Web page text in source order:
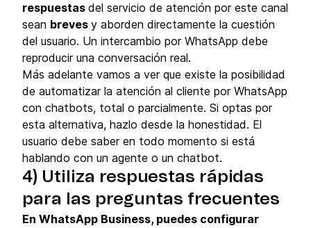
respuestas del servicio de atención por este canal
sean breves y aborden directamente la cuestión
del usuario. Un intercambio por WhatsApp debe
reproducir una conversación real.
Más adelante vamos a ver que existe la posibilidad
de automatizar la atención al cliente por WhatsApp
con chatbots, total o parcialmente. Si optas por
esta alternativa, hazlo desde la honestidad. El
usuario debe saber en todo momento si está
hablando con un agente o un chatbot.
4) Utiliza respuestas rápidas
para las preguntas frecuentes
En WhatsApp Business, puedes configurar